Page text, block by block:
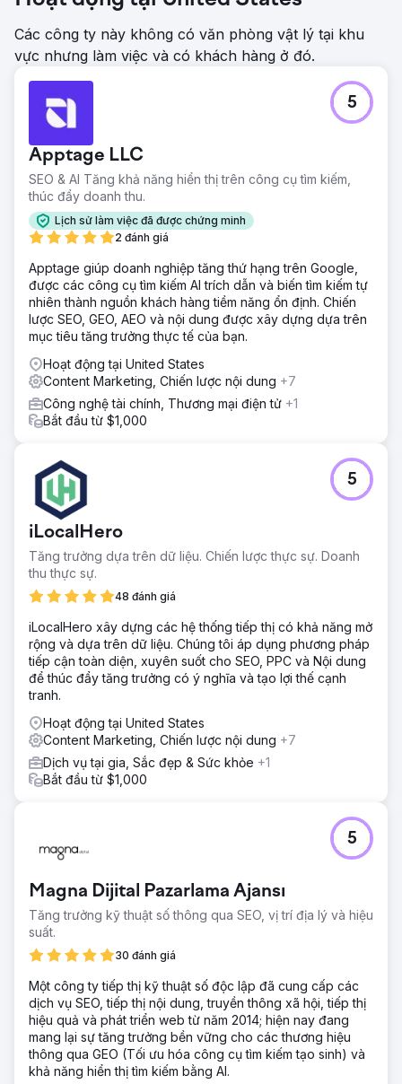
thiết kế để ngay lập tức thể hiện uy tín với các công cụ tìm
kiếm.
Kết quả
thành một thương hiệu dẫn đầu thị trường địa phương.
Trang web hiện đang thống trị các vị trí tìm kiếm hàng đầu
cho các từ khóa cửa sổ có giá trị cao nhất tại Chicago. Kết
quả trực tiếp là, khách hàng hiện đang tạo ra hàng trăm
khách hàng tiềm năng chất lượng mỗi tháng hoàn toàn
thông qua lưu lượng truy cập tự nhiên. Chúng tôi đã thành
công đưa họ từ chỗ không có khả năng hiển thị trở thành
một trong những trang web xếp hạng cao nhất trong khu
vực.
Chuyển đến trang agency
Các công ty này không có văn phòng vật lý tại khu
vực nhưng làm việc và có khách hàng ở đó.
Apptage LLC
SEO & AI Tăng khả năng hiển thị trên công cụ tìm kiếm,
thúc đẩy doanh thu.
Lịch sử làm việc đã được chứng minh
2 đánh giá
5
Apptage giúp doanh nghiệp tăng thứ hạng trên Google,
được các công cụ tìm kiếm AI trích dẫn và biến tìm kiếm tự
nhiên thành nguồn khách hàng tiềm năng ổn định. Chiến
lược SEO, GEO, AEO và nội dung được xây dựng dựa trên
mục tiêu tăng trưởng thực tế của bạn.
Hoạt động tại United States
Content Marketing, Chiến lược nội dung +7
Công nghệ tài chính, Thương mại điện tử +1
Bắt đầu từ $1,000
iLocalHero
Tăng trưởng dựa trên dữ liệu. Chiến lược thực sự. Doanh
thu thực sự.
48 đánh giá
5
iLocalHero xây dựng các hệ thống tiếp thị có khả năng mở
rộng và dựa trên dữ liệu. Chúng tôi áp dụng phương pháp
tiếp cận toàn diện, xuyên suốt cho SEO, PPC và Nội dung
để thúc đẩy tăng trưởng có ý nghĩa và tạo lợi thế cạnh
tranh.
Hoạt động tại United States
Content Marketing, Chiến lược nội dung +7
Dịch vụ tại gia, Sắc đẹp & Sức khỏe +1
Bắt đầu từ $1,000
Magna Dijital Pazarlama Ajansı
Tăng trưởng kỹ thuật số thông qua SEO, vị trí địa lý và hiệu
suất.
30 đánh giá
5
Một công ty tiếp thị kỹ thuật số độc lập đã cung cấp các
dịch vụ SEO, tiếp thị nội dung, truyền thông xã hội, tiếp thị
hiệu quả và phát triển web từ năm 2014; hiện nay đang
mang lại sự tăng trưởng bền vững cho các thương hiệu
thông qua GEO (Tối ưu hóa công cụ tìm kiếm tạo sinh) và
khả năng hiển thị tìm kiếm bằng AI.